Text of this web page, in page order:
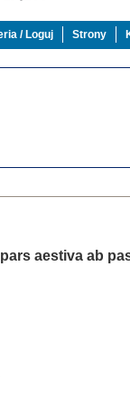
/ Loguj Strony
aestiva ab